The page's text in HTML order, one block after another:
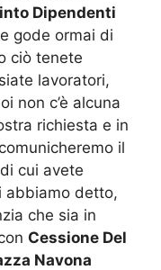
Dipendenti
e gode ormai di
ciò tenete
lavoratori,
non c’è alcuna
richiesta e in
il
cui avete
abbiamo detto,
che sia in
Cessione Del
Navona